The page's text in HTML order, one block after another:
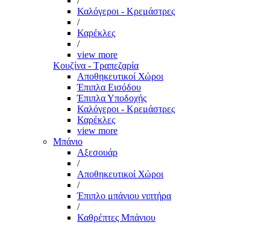
Καλόγεροι - Κρεμάστρες
/
Καρέκλες
/
view more
Κουζίνα - Τραπεζαρία
Αποθηκευτικοί Χώροι
Έπιπλα Εισόδου
Έπιπλα Υποδοχής
Καλόγεροι - Κρεμάστρες
Καρέκλες
view more
Μπάνιο
Αξεσουάρ
/
Αποθηκευτικοί Χώροι
/
Έπιπλο μπάνιου νιπτήρα
/
Καθρέπτες Μπάνιου